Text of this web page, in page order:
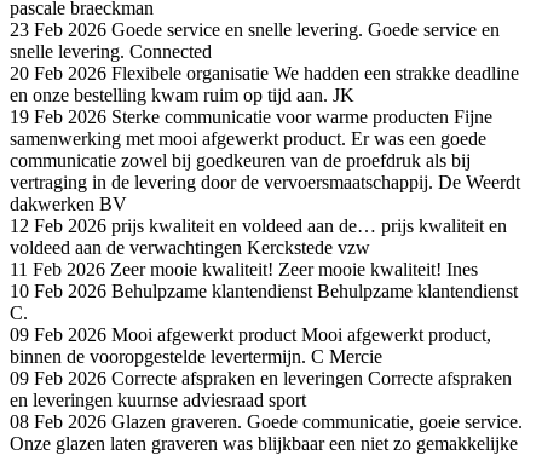
pascale braeckman
23 Feb 2026 Goede service en snelle levering. Goede service en
snelle levering. Connected
20 Feb 2026 Flexibele organisatie We hadden een strakke deadline
en onze bestelling kwam ruim op tijd aan. JK
19 Feb 2026 Sterke communicatie voor warme producten Fijne
samenwerking met mooi afgewerkt product. Er was een goede
communicatie zowel bij goedkeuren van de proefdruk als bij
vertraging in de levering door de vervoersmaatschappij. De Weerdt
dakwerken BV
12 Feb 2026 prijs kwaliteit en voldeed aan de… prijs kwaliteit en
voldeed aan de verwachtingen Kerckstede vzw
11 Feb 2026 Zeer mooie kwaliteit! Zeer mooie kwaliteit! Ines
10 Feb 2026 Behulpzame klantendienst Behulpzame klantendienst
C.
09 Feb 2026 Mooi afgewerkt product Mooi afgewerkt product,
binnen de vooropgestelde levertermijn. C Mercie
09 Feb 2026 Correcte afspraken en leveringen Correcte afspraken
en leveringen kuurnse adviesraad sport
08 Feb 2026 Glazen graveren. Goede communicatie, goeie service.
Onze glazen laten graveren was blijkbaar een niet zo gemakkelijke